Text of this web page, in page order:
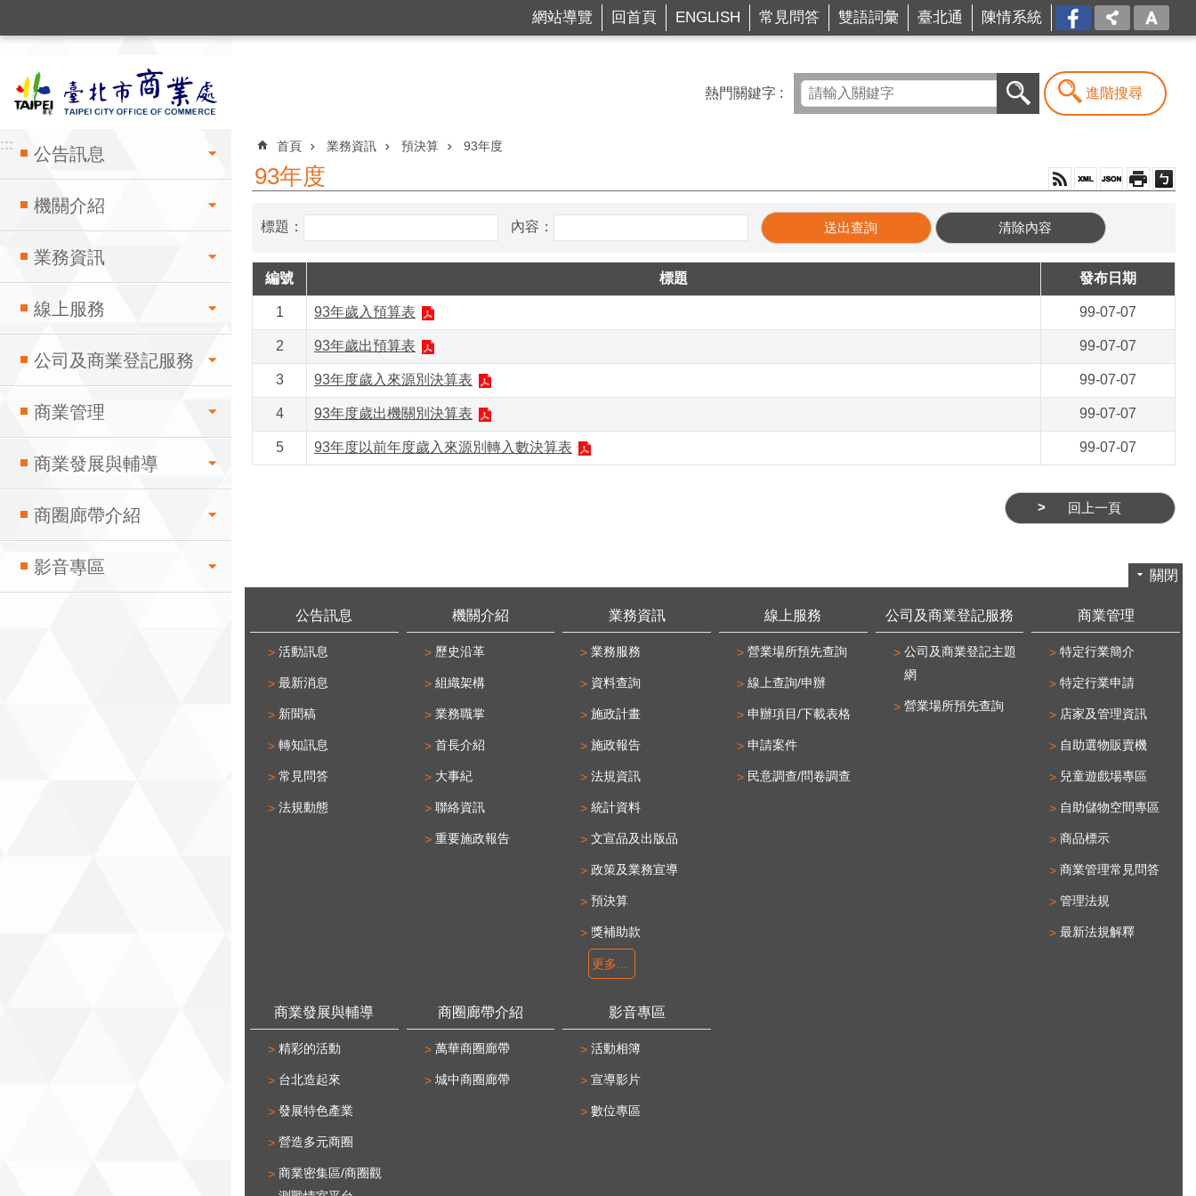
網站導覽 回首頁 ENGLISH 常見問答 雙語詞彙 臺北通 陳情系統 FB
::: 公告訊息
機關介紹
業務資訊
線上服務
公司及商業登記服務
商業管理
商業發展與輔導
商圈廊帶介紹
影音專區
熱門關鍵字 進階搜尋
:::
首頁 業務資訊 預決算 93年度
93年度
標題： 內容：
編號 標題 發布日期
1 93年歲入預算表 99-07-07
2 93年歲出預算表 99-07-07
3 93年度歲入來源別決算表 99-07-07
4 93年度歲出機關別決算表 99-07-07
5 93年度以前年度歲入來源別轉入數決算表 99-07-07
回上一頁
關閉
公告訊息
活動訊息
最新消息
新聞稿
轉知訊息
常見問答
法規動態
機關介紹
歷史沿革
組織架構
業務職掌
首長介紹
大事紀
聯絡資訊
重要施政報告
業務資訊
業務服務
資料查詢
施政計畫
施政報告
法規資訊
統計資料
文宣品及出版品
政策及業務宣導
預決算
獎補助款
更多...
線上服務
營業場所預先查詢
線上查詢/申辦
申辦項目/下載表格
申請案件
民意調查/問卷調查
公司及商業登記服務
公司及商業登記主題
網
營業場所預先查詢
商業管理
特定行業簡介
特定行業申請
店家及管理資訊
自助選物販賣機
兒童遊戲場專區
自助儲物空間專區
商品標示
商業管理常見問答
管理法規
最新法規解釋
商業發展與輔導
精彩的活動
台北造起來
發展特色產業
營造多元商圈
商業密集區/商圈觀
商圈廊帶介紹
萬華商圈廊帶
城中商圈廊帶
影音專區
活動相簿
宣導影片
數位專區